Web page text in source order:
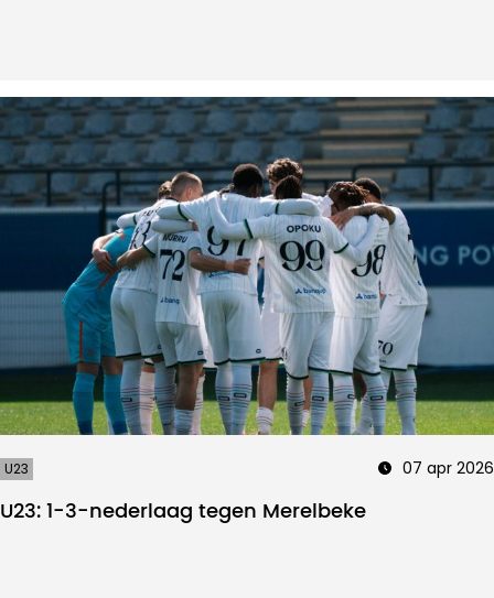
U23 07 apr 2026
U23: 1-3-nederlaag tegen Merelbeke